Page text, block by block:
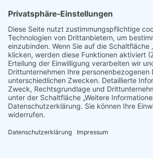
KONTAKT
STAUPITZBAD 4 clubs
Töpfergasse N°4
04720 Döbeln
E-Mail: info@staupitzbad.de